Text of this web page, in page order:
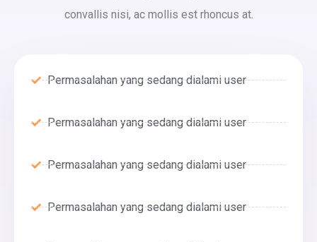
convallis nisi, ac mollis est rhoncus at.
Permasalahan yang sedang dialami user
Permasalahan yang sedang dialami user
Permasalahan yang sedang dialami user
Permasalahan yang sedang dialami user